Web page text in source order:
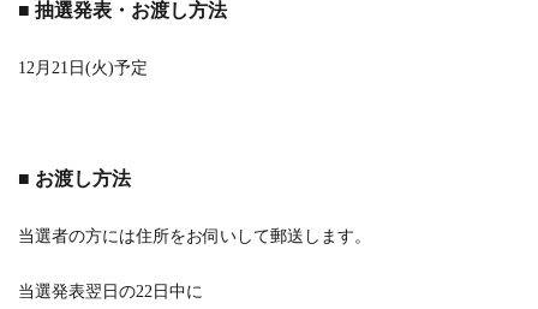
■ 抽選発表・お渡し方法
12月21日(火)予定
■ お渡し方法
当選者の方には住所をお伺いして郵送します。
当選発表翌日の22日中に